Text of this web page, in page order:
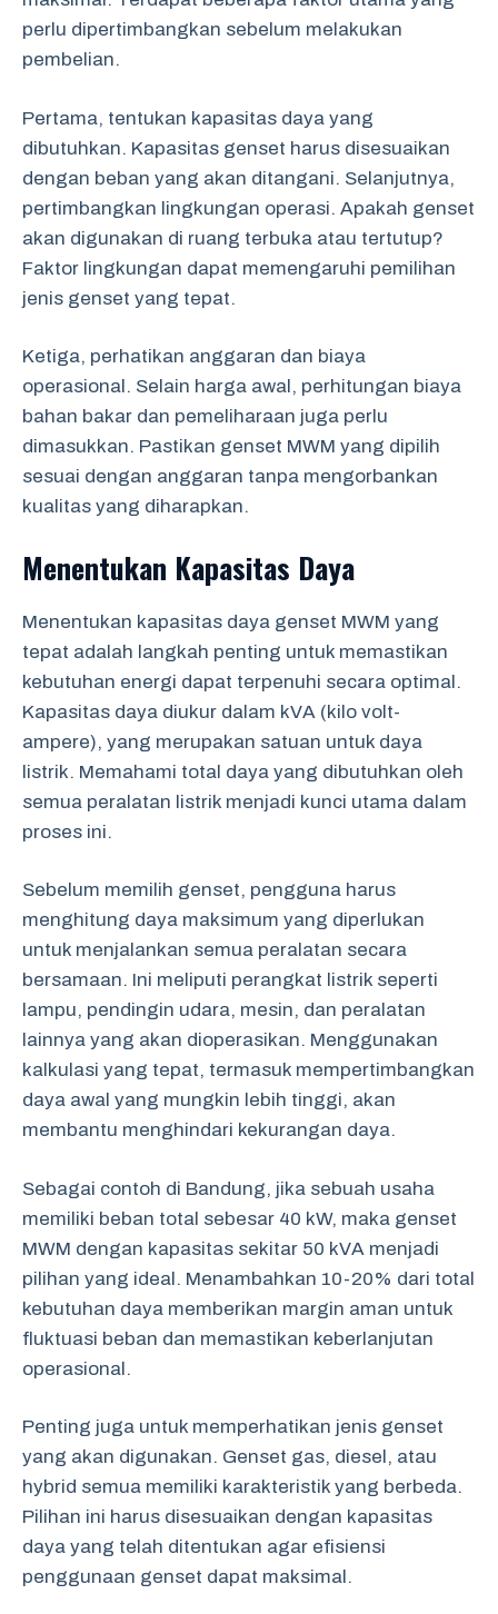
perlu dipertimbangkan sebelum melakukan
pembelian.
Pertama, tentukan kapasitas daya yang
dibutuhkan. Kapasitas genset harus disesuaikan
dengan beban yang akan ditangani. Selanjutnya,
pertimbangkan lingkungan operasi. Apakah genset
akan digunakan di ruang terbuka atau tertutup?
Faktor lingkungan dapat memengaruhi pemilihan
jenis genset yang tepat.
Ketiga, perhatikan anggaran dan biaya
operasional. Selain harga awal, perhitungan biaya
bahan bakar dan pemeliharaan juga perlu
dimasukkan. Pastikan genset MWM yang dipilih
sesuai dengan anggaran tanpa mengorbankan
kualitas yang diharapkan.
Menentukan Kapasitas Daya
Menentukan kapasitas daya genset MWM yang
tepat adalah langkah penting untuk memastikan
kebutuhan energi dapat terpenuhi secara optimal.
Kapasitas daya diukur dalam kVA (kilo volt-
ampere), yang merupakan satuan untuk daya
listrik. Memahami total daya yang dibutuhkan oleh
semua peralatan listrik menjadi kunci utama dalam
proses ini.
Sebelum memilih genset, pengguna harus
menghitung daya maksimum yang diperlukan
untuk menjalankan semua peralatan secara
bersamaan. Ini meliputi perangkat listrik seperti
lampu, pendingin udara, mesin, dan peralatan
lainnya yang akan dioperasikan. Menggunakan
kalkulasi yang tepat, termasuk mempertimbangkan
daya awal yang mungkin lebih tinggi, akan
membantu menghindari kekurangan daya.
Sebagai contoh di Bandung, jika sebuah usaha
memiliki beban total sebesar 40 kW, maka genset
MWM dengan kapasitas sekitar 50 kVA menjadi
pilihan yang ideal. Menambahkan 10-20% dari total
kebutuhan daya memberikan margin aman untuk
fluktuasi beban dan memastikan keberlanjutan
operasional.
Penting juga untuk memperhatikan jenis genset
yang akan digunakan. Genset gas, diesel, atau
hybrid semua memiliki karakteristik yang berbeda.
Pilihan ini harus disesuaikan dengan kapasitas
daya yang telah ditentukan agar efisiensi
penggunaan genset dapat maksimal.